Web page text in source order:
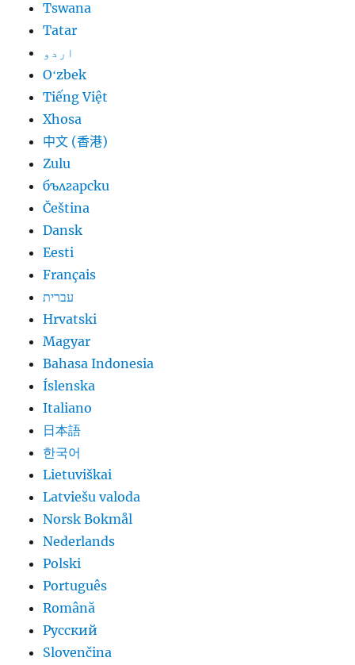
Tswana
Tatar
اردو
Oʻzbek
Tiếng Việt
Xhosa
中文 (香港)
Zulu
български
Čeština
Dansk
Eesti
Français
עברית
Hrvatski
Magyar
Bahasa Indonesia
Íslenska
Italiano
日本語
한국어
Lietuviškai
Latviešu valoda
Norsk Bokmål
Nederlands
Polski
Português
Română
Русский
Slovenčina